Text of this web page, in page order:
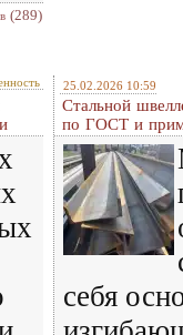
(289)
25.02.2026 10:59
Стальной
по ГОСТ и
себя